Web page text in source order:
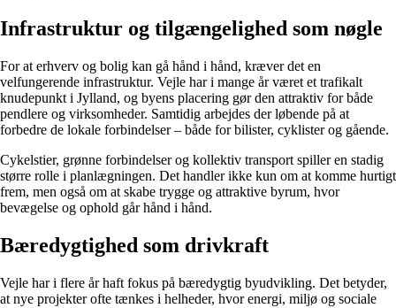
Infrastruktur og tilgængelighed som nøgle
For at erhverv og bolig kan gå hånd i hånd, kræver det en
velfungerende infrastruktur. Vejle har i mange år været et trafikalt
knudepunkt i Jylland, og byens placering gør den attraktiv for både
pendlere og virksomheder. Samtidig arbejdes der løbende på at
forbedre de lokale forbindelser – både for bilister, cyklister og gående.
Cykelstier, grønne forbindelser og kollektiv transport spiller en stadig
større rolle i planlægningen. Det handler ikke kun om at komme hurtigt
frem, men også om at skabe trygge og attraktive byrum, hvor
bevægelse og ophold går hånd i hånd.
Bæredygtighed som drivkraft
Vejle har i flere år haft fokus på bæredygtig byudvikling. Det betyder,
at nye projekter ofte tænkes i helheder, hvor energi, miljø og sociale